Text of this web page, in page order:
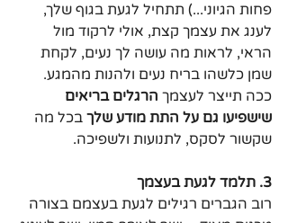
פחות הגיוני...) תתחיל לגעת בגוף שלך,
לענג את עצמך קצת, אולי לרקוד מול
הראי, לראות מה עושה לך נעים, לקחת
שמן כלשהו בריח נעים ולהנות מהמגע.
ככה תייצר לעצמך הרגלים בריאים
שישפיעו גם על התת מודע שלך בכל מה
שקשור לסקס, לתנועות ולשפיכה.
3. תלמד לגעת בעצמך
רוב הגברים רגילים לגעת בעצמם בצורה